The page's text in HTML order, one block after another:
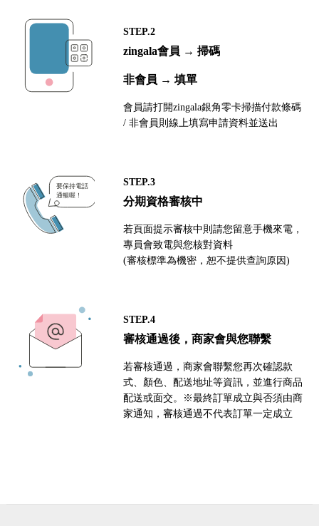
STEP.2
zingala會員 → 掃碼
非會員 → 填單
會員請打開zingala銀角零卡掃描付款條碼
/ 非會員則線上填寫申請資料並送出
STEP.3
分期資格審核中
若頁面提示審核中則請您留意手機來電，
專員會致電與您核對資料
(審核標準為機密，恕不提供查詢原因)
STEP.4
審核通過後，商家會與您聯繫
若審核通過，商家會聯繫您再次確認款
式、顏色、配送地址等資訊，並進行商品
配送或面交。※最終訂單成立與否須由商
家通知，審核通過不代表訂單一定成立